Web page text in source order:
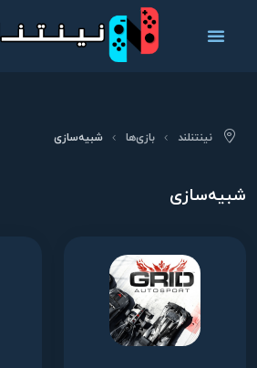
نینتنلند بازی‌ها شبیه‌سازی
شبیه‌سازی